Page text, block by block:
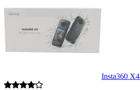
Insta360